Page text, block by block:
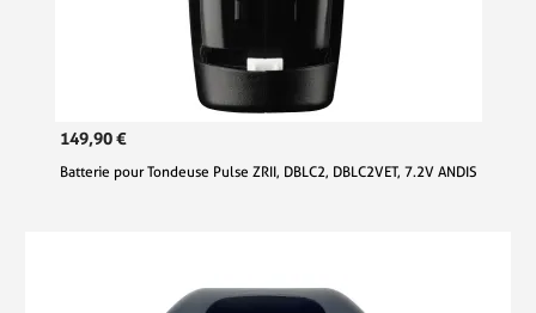
149,90 €
Batterie pour Tondeuse Pulse ZRII, DBLC2, DBLC2VET, 7.2V ANDIS